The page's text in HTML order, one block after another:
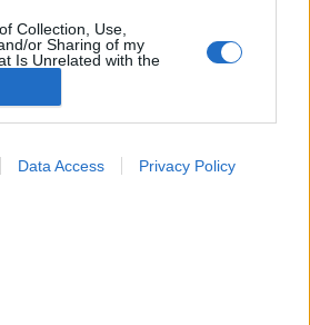
Collection, Use,
or Sharing of my
Is Unrelated with the
it was collected.
Data Access Privacy Policy